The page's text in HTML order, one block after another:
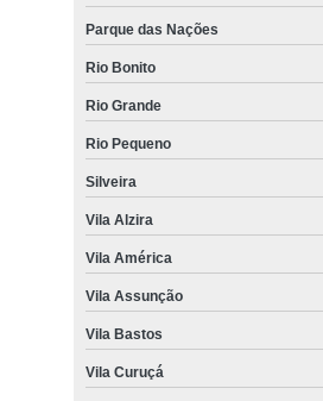
Parque das Nações
Rio Bonito
Rio Grande
Rio Pequeno
Silveira
Vila Alzira
Vila América
Vila Assunção
Vila Bastos
Vila Curuçá